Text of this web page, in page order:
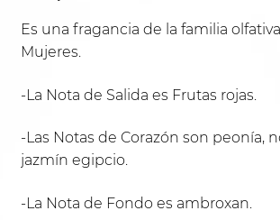
Es una fragancia de la familia
Mujeres.
-La Nota de Salida es Frutas rojas.
-Las Notas de Corazón son peonía,
jazmín egipcio.
-La Nota de Fondo es ambroxan.